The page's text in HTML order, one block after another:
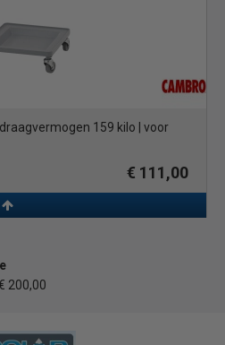
159 kilo | voor
€ 111,00
200,00